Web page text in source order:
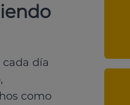
día
como